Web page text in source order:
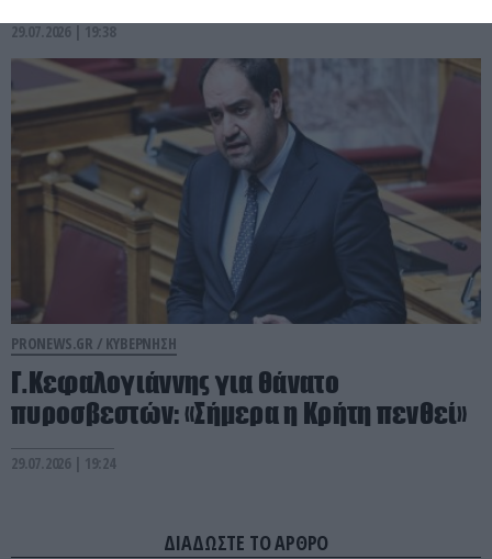
29.07.2026 | 19:38
PRONEWS.GR / ΚΥΒΕΡΝΗΣΗ
Γ.Κεφαλογιάννης για θάνατο
πυροσβεστών: «Σήμερα η Κρήτη πενθεί»
29.07.2026 | 19:24
ΔΙΑΔΩΣΤΕ ΤΟ ΑΡΘΡΟ